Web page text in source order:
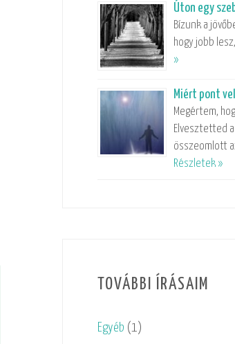
Úton egy
Bízunk a
hogy jobb
»
Miért pont
Megértem,
Elvesztetted
összeomlott
Részletek »
TOVÁBBI ÍRÁSAIM
Egyéb (1)